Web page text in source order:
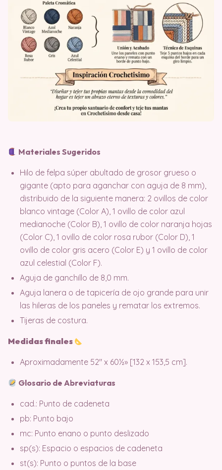
Materiales Sugeridos
Hilo de felpa súper abultado de grosor grueso o
gigante (apto para aganchar con aguja de 8 mm),
distribuido de la siguiente manera: 2 ovillos de color
blanco vintage (Color A), 1 ovillo de color azul
medianoche (Color B), 1 ovillo de color naranja hojas
(Color C), 1 ovillo de color rosa rubor (Color D), 1
ovillo de color gris acero (Color E) y 1 ovillo de color
azul celestial (Color F).
Aguja de ganchillo de 8,0 mm.
Aguja lanera o de tapicería de ojo grande para unir
las hileras de los paneles y rematar los extremos.
Tijeras de costura.
Medidas finales
Aproximadamente 52″ x 60½» [132 x 153,5 cm].
Glosario de Abreviaturas
cad.: Punto de cadeneta
pb: Punto bajo
mc: Punto enano o punto deslizado
sp(s): Espacio o espacios de cadeneta
st(s): Punto o puntos de la base